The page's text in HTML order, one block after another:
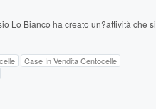
Lo Bianco ha creato un?attività che si
Case In Vendita Centocelle